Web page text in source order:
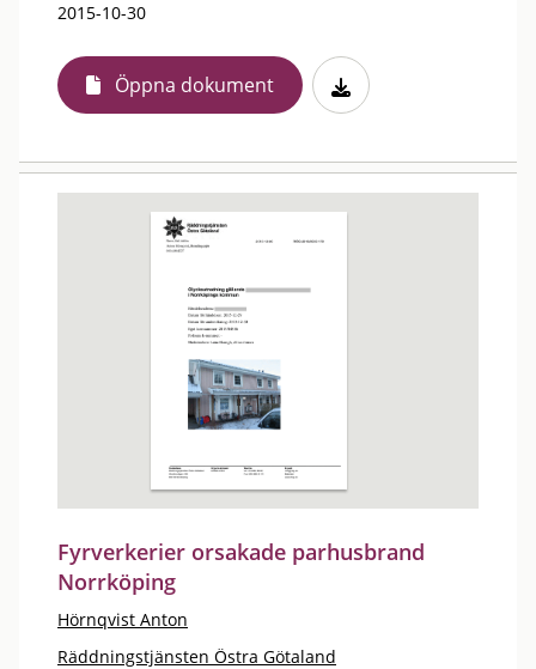
2015-10-30
Öppna dokument
Fyrverkerier orsakade parhusbrand
Norrköping
Hörnqvist Anton
Räddningstjänsten Östra Götaland